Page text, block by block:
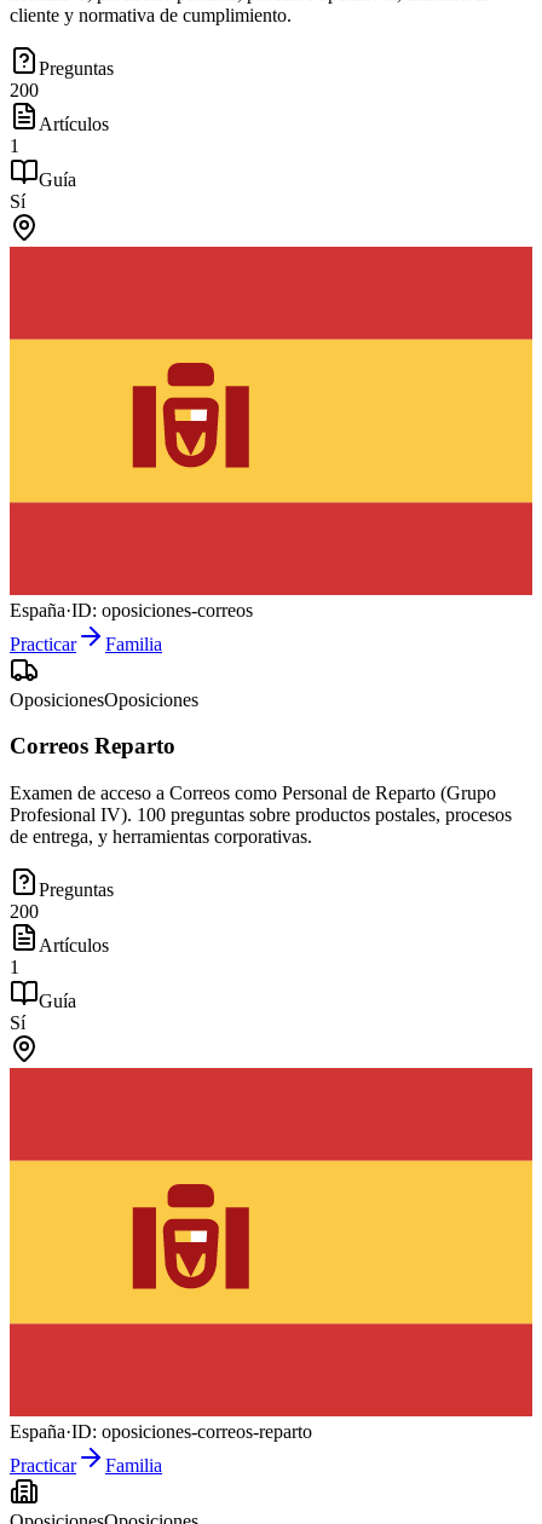
cliente y normativa de cumplimiento.
Preguntas
200
Artículos
1
Guía
Sí
España·ID: oposiciones-correos
Practicar
Familia
OposicionesOposiciones
Correos Reparto
Examen de acceso a Correos como Personal de Reparto (Grupo
Profesional IV). 100 preguntas sobre productos postales, procesos
de entrega, y herramientas corporativas.
Preguntas
200
Artículos
1
Guía
Sí
España·ID: oposiciones-correos-reparto
Practicar
Familia